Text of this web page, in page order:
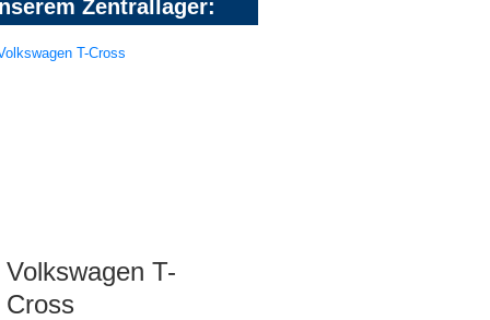
Zentrallager:
Volkswagen T-
Cross